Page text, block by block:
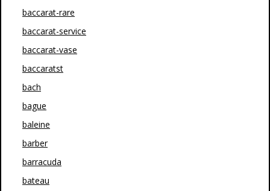
baccarat-rare
baccarat-service
baccarat-vase
baccaratst
bach
bague
baleine
barber
barracuda
bateau